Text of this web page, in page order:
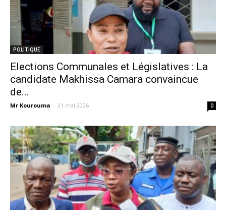
POLITIQUE
Elections Communales et Législatives : La
candidate Makhissa Camara convaincue
de...
Mr Kourouma - 31 mai 2026 0